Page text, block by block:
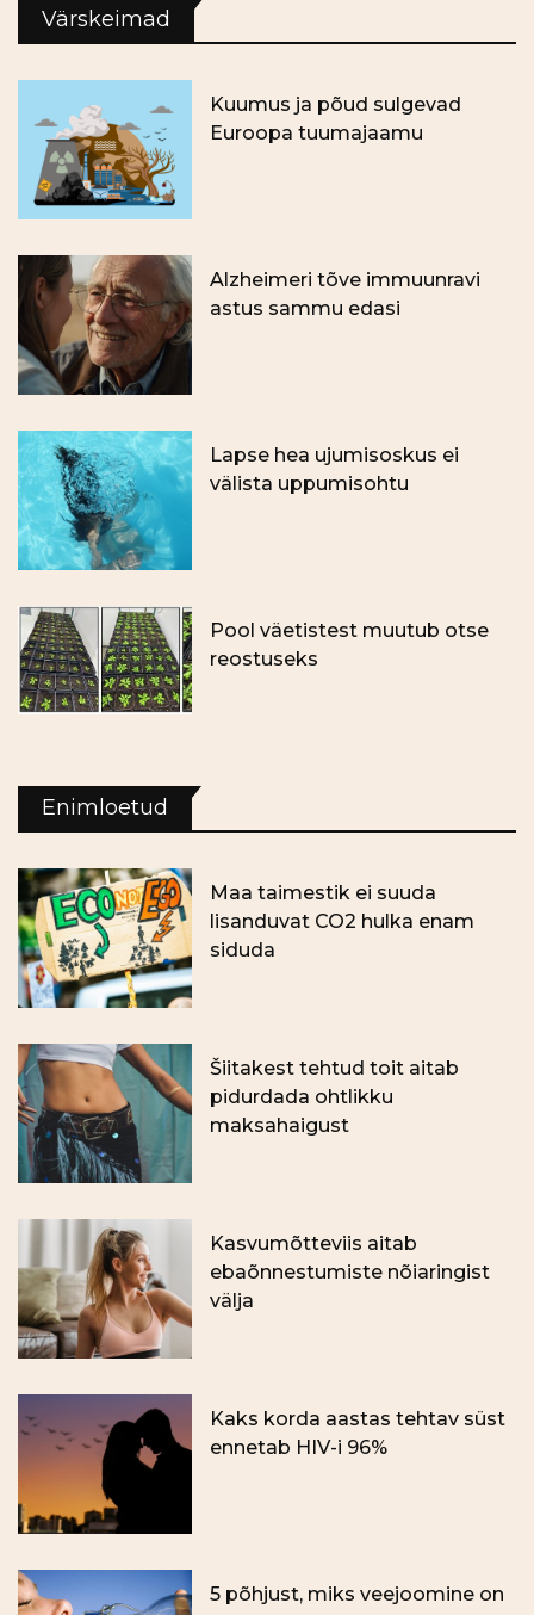
Värskeimad
Kuumus ja põud sulgevad
Euroopa tuumajaamu
Alzheimeri tõve immuunravi
astus sammu edasi
Lapse hea ujumisoskus ei
välista uppumisohtu
Pool väetistest muutub otse
reostuseks
Enimloetud
Maa taimestik ei suuda
lisanduvat CO2 hulka enam
siduda
Šiitakest tehtud toit aitab
pidurdada ohtlikku
maksahaigust
Kasvumõtteviis aitab
ebaõnnestumiste nõiaringist
välja
Kaks korda aastas tehtav süst
ennetab HIV-i 96%
5 põhjust, miks veejoomine on